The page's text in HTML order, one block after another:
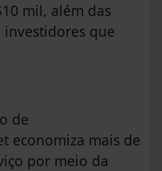
mil, além das
investidores que
de
economiza mais de
por meio da